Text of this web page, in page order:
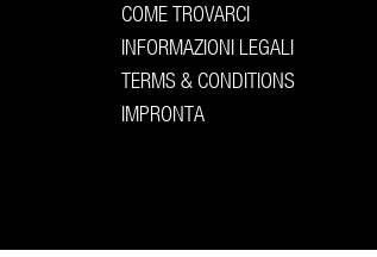
COME TROVARCI
INFORMAZIONI LEGALI
TERMS & CONDITIONS
IMPRONTA